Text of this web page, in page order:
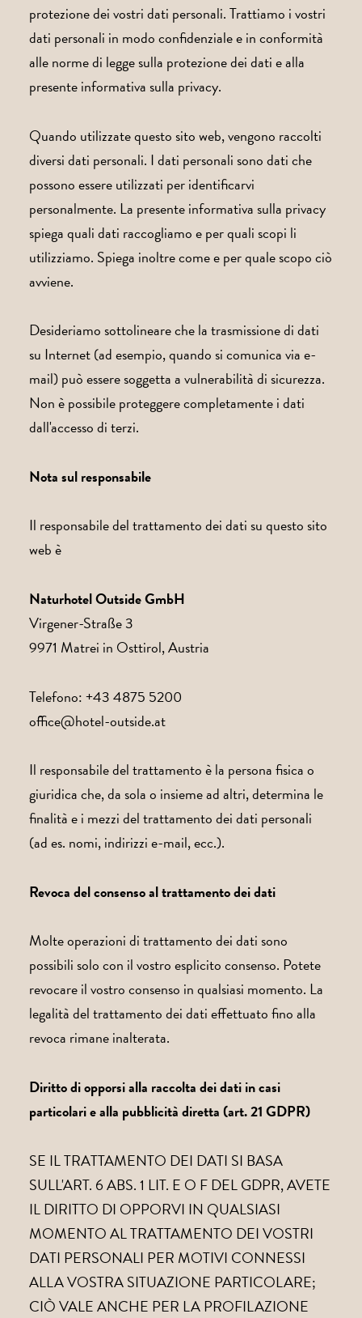
protezione dei vostri dati personali. Trattiamo i vostri
dati personali in modo confidenziale e in conformità
alle norme di legge sulla protezione dei dati e alla
presente informativa sulla privacy.
Quando utilizzate questo sito web, vengono raccolti
diversi dati personali. I dati personali sono dati che
possono essere utilizzati per identificarvi
personalmente. La presente informativa sulla privacy
spiega quali dati raccogliamo e per quali scopi li
utilizziamo. Spiega inoltre come e per quale scopo ciò
avviene.
Desideriamo sottolineare che la trasmissione di dati
su Internet (ad esempio, quando si comunica via e-
mail) può essere soggetta a vulnerabilità di sicurezza.
Non è possibile proteggere completamente i dati
dall'accesso di terzi.
Nota sul responsabile
Il responsabile del trattamento dei dati su questo sito
web è
Naturhotel Outside GmbH
Virgener-Straße 3
9971 Matrei in Osttirol, Austria
Telefono: +43 4875 5200
office@hotel-outside.at
Il responsabile del trattamento è la persona fisica o
giuridica che, da sola o insieme ad altri, determina le
finalità e i mezzi del trattamento dei dati personali
(ad es. nomi, indirizzi e-mail, ecc.).
Revoca del consenso al trattamento dei dati
Molte operazioni di trattamento dei dati sono
possibili solo con il vostro esplicito consenso. Potete
revocare il vostro consenso in qualsiasi momento. La
legalità del trattamento dei dati effettuato fino alla
revoca rimane inalterata.
Diritto di opporsi alla raccolta dei dati in casi
particolari e alla pubblicità diretta (art. 21 GDPR)
SE IL TRATTAMENTO DEI DATI SI BASA
SULL'ART. 6 ABS. 1 LIT. E O F DEL GDPR, AVETE
IL DIRITTO DI OPPORVI IN QUALSIASI
MOMENTO AL TRATTAMENTO DEI VOSTRI
DATI PERSONALI PER MOTIVI CONNESSI
ALLA VOSTRA SITUAZIONE PARTICOLARE;
CIÒ VALE ANCHE PER LA PROFILAZIONE